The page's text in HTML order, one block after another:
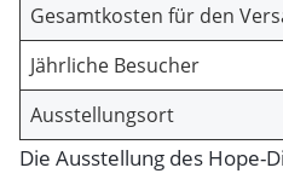
Gesamtkosten für den
Jährliche Besucher
Ausstellungsort
Die Ausstellung des Hope-